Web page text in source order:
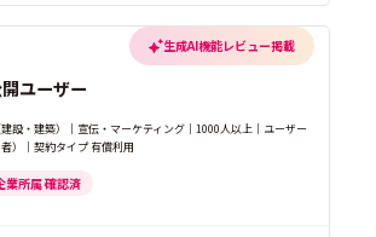
生成AI機能レビュー掲載
ユーザー
設・建築）｜宣伝・マーケティング｜1000人以上｜ユーザー
者）｜契約タイプ 有償利用
業所属 確認済